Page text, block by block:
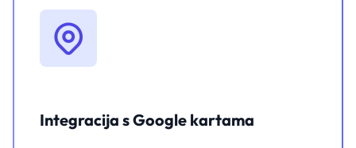
Integracija s Google kartama